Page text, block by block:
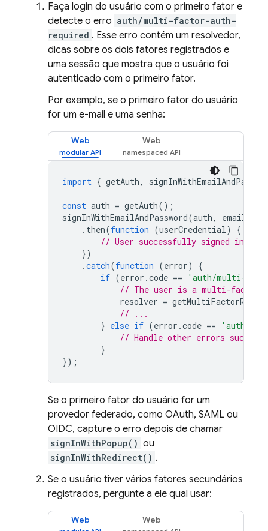
Faça login do usuário com o primeiro fator e
detecte o erro auth/multi-factor-auth-
required . Esse erro contém um resolvedor,
dicas sobre os dois fatores registrados e
uma sessão que mostra que o usuário foi
autenticado com o primeiro fator.
Por exemplo, se o primeiro fator do usuário
for um e-mail e uma senha:
Web Web
import { getAuth,
const auth = getAuth();
signInWithEmailAndPassword(auth, email
. then(function (userCredential)
{
// User successfully signed in
})
.catch(function (error)
{
if (error .code ==
'auth/multi-
// The user is a multi-factor
resolver =
// ...
} else if (error .code ==
'auth/
// Handle other errors such as
}
});
Se o primeiro fator do usuário for um
provedor federado, como OAuth, SAML ou
OIDC, capture o erro depois de chamar
signInWithPopup() ou
signInWithRedirect() .
Se o usuário tiver vários fatores secundários
registrados, pergunte a ele qual usar:
Web Web